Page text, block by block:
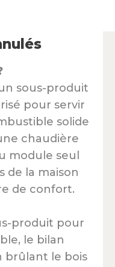
sous-produit
pour servir
solide
chaudière
module seul
de la maison
de confort.
produit pour
le bilan
brûlant le bois